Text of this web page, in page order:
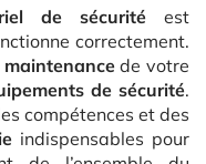
de sécuritéest
correctement.
maintenancede votre
de sécurité.
compétences et des
indispensables pour